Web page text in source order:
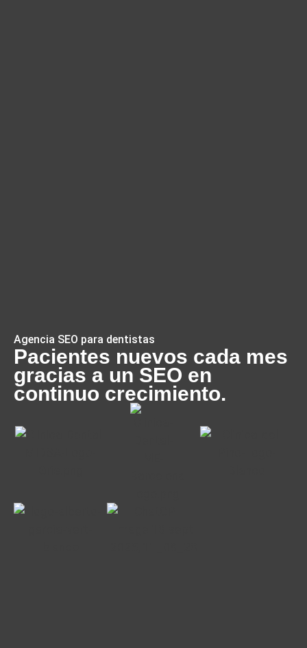
Agencia SEO para dentistas
Pacientes nuevos cada mes
gracias a un SEO en
continuo crecimiento.